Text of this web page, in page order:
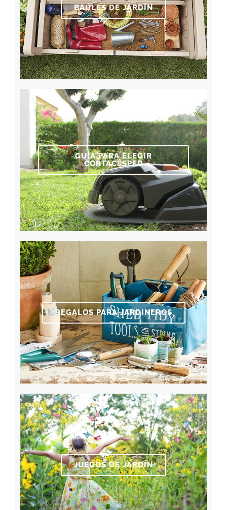
BAÚLES DE JARDÍN
GUÍA PARA ELEGIR
CORTACÉSPED
REGALOS PARA JARDINEROS
JUEGOS DE JARDÍN